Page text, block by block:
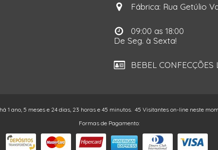
Fábrica: Rua Getúlio
09:00 as 18:00
De Seg. à Sexta!
BEBEL
1 ano, 5 meses e 24 dias, 23 horas e 45 minutos. 45 Visitantes on-line neste
Formas de Pagamento: